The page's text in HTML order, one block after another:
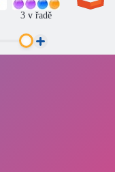
Vyplňte blok
3 v řadě